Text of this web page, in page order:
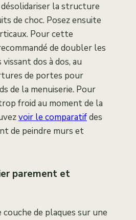
la structure
de choc. Posez ensuite
Pour cette
de doubler les
dos à dos, au
de portes pour
de la menuiserie. Pour
froid au moment de la
voir le comparatifdes
de peindre murs et
parement et
couche de plaques sur une